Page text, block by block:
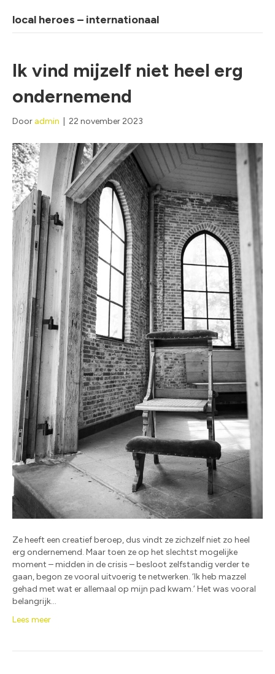
local heroes – internationaal
Ik vind mijzelf niet heel erg
ondernemend
Door admin 22 november 2023
Ze heeft een creatief beroep, dus vindt ze zichzelf niet zo heel
erg ondernemend. Maar toen ze op het slechtst mogelijke
moment – midden in de crisis – besloot zelfstandig verder te
gaan, begon ze vooral uitvoerig te netwerken. ‘Ik heb mazzel
gehad met wat er allemaal op mijn pad kwam.’ Het was vooral
belangrijk…
Lees meer